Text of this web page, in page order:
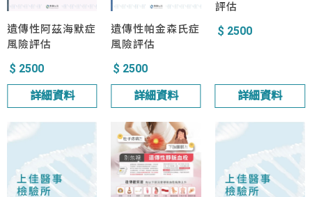
遺傳性阿茲海默症
風險評估
$ 2500
詳細資料
遺傳性帕金森氏症
風險評估
$ 2500
詳細資料
評估
$ 2500
詳細資料